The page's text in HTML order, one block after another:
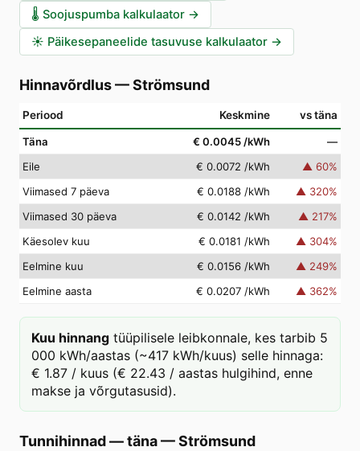
🌡️ Soojuspumba kalkulaator →
☀️ Päikesepaneelide tasuvuse kalkulaator →
Hinnavõrdlus—Strömsund
Periood Keskmine vs täna
Täna € 0.0045 /kWh
—
Eile
€ 0.0072 /kWh ▲ 60%
Viimased 7 päeva
€ 0.0188 /kWh ▲ 320%
Viimased 30 päeva
€ 0.0142 /kWh ▲ 217%
Käesolev kuu
€ 0.0181 /kWh ▲ 304%
Eelmine kuu
€ 0.0156 /kWh ▲ 249%
Eelmine aasta
€ 0.0207 /kWh ▲ 362%
Kuu hinnang tüüpilisele leibkonnale, kes tarbib 5
000 kWh/aastas (~417 kWh/kuus) selle hinnaga:
€ 1.87 / kuus (€ 22.43 / aastas hulgihind, enne
makse ja võrgutasusid).
Tunnihinnad — täna—Strömsund